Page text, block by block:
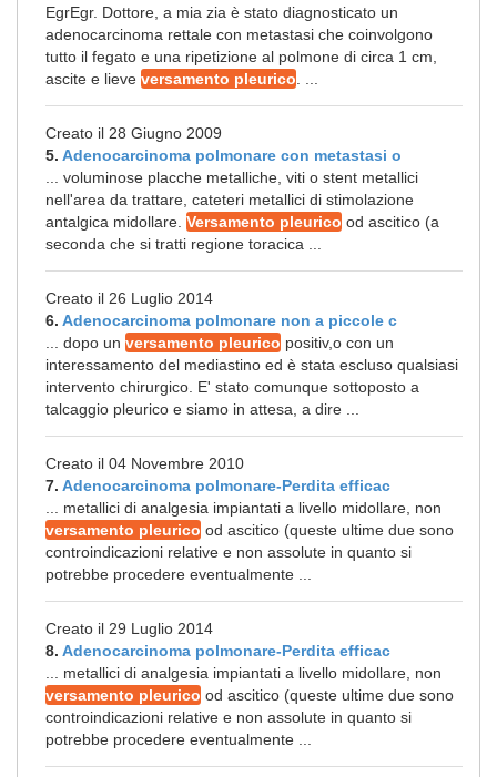
EgrEgr. Dottore, a mia zia è stato diagnosticato un
adenocarcinoma rettale con metastasi che coinvolgono
tutto il fegato e una ripetizione al polmone di circa 1 cm,
ascite e lieve versamento pleurico
Creato il 28 Giugno 2009
5. Adenocarcinoma polmonare con metastasi o
... voluminose placche metalliche, viti o stent metallici
nell'area da trattare, cateteri metallici di stimolazione
antalgica midollare. Versamento pleurico od ascitico (a
seconda che si tratti regione toracica ...
Creato il 26 Luglio 2014
6. Adenocarcinoma polmonare non a piccole c
... dopo un versamento pleurico positiv,o con un
interessamento del mediastino ed è stata escluso qualsiasi
intervento chirurgico. E' stato comunque sottoposto a
talcaggio pleurico e siamo in attesa, a dire ...
Creato il 04 Novembre 2010
7. Adenocarcinoma polmonare-Perdita efficac
... metallici di analgesia impiantati a livello midollare, non
versamento pleurico od ascitico (queste ultime due sono
controindicazioni relative e non assolute in quanto si
potrebbe procedere eventualmente ...
Creato il 29 Luglio 2014
8. Adenocarcinoma polmonare-Perdita efficac
... metallici di analgesia impiantati a livello midollare, non
versamento pleurico od ascitico (queste ultime due sono
controindicazioni relative e non assolute in quanto si
potrebbe procedere eventualmente ...